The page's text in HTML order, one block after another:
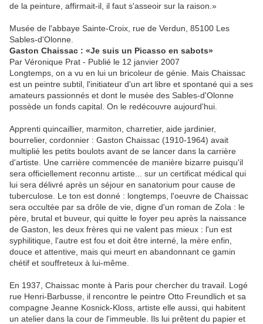
de la peinture, affirmait-il, il faut s'asseoir sur la raison.»
Musée de l'abbaye Sainte-Croix, rue de Verdun, 85100 Les
Sables-d'Olonne.
Gaston Chaissac : «Je suis un Picasso en sabots»
Par Véronique Prat - Publié le 12 janvier 2007
Longtemps, on a vu en lui un bricoleur de génie. Mais Chaissac
est un peintre subtil, l'initiateur d'un art libre et spontané qui a ses
amateurs passionnés et dont le musée des Sables-d'Olonne
possède un fonds capital. On le redécouvre aujourd'hui.
Apprenti quincaillier, marmiton, charretier, aide jardinier,
bourrelier, cordonnier : Gaston Chaissac (1910-1964) avait
multiplié les petits boulots avant de se lancer dans la carrière
d'artiste. Une carrière commencée de manière bizarre puisqu'il
sera officiellement reconnu artiste... sur un certificat médical qui
lui sera délivré après un séjour en sanatorium pour cause de
tuberculose. Le ton est donné : longtemps, l'oeuvre de Chaissac
sera occultée par sa drôle de vie, digne d'un roman de Zola : le
père, brutal et buveur, qui quitte le foyer peu après la naissance
de Gaston, les deux frères qui ne valent pas mieux : l'un est
syphilitique, l'autre est fou et doit être interné, la mère enfin,
douce et attentive, mais qui meurt en abandonnant ce gamin
chétif et souffreteux à lui-même.
En 1937, Chaissac monte à Paris pour chercher du travail. Logé
rue Henri-Barbusse, il rencontre le peintre Otto Freundlich et sa
compagne Jeanne Kosnick-Kloss, artiste elle aussi, qui habitent
un atelier dans la cour de l'immeuble. Ils lui prêtent du papier et